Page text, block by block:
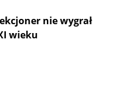
nie wygrał
wieku